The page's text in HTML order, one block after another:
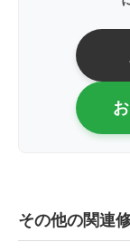
その他の関連